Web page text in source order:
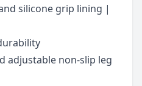
silicone grip lining |
adjustable non-slip leg